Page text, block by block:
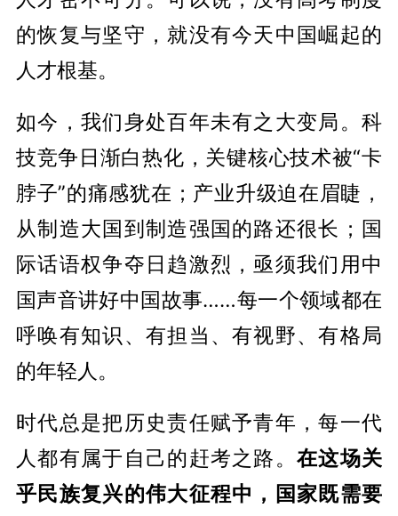
的恢复与坚守，就没有今天中国崛起的
人才根基。
如今，我们身处百年未有之大变局。科
技竞争日渐白热化，关键核心技术被“卡
脖子”的痛感犹在；产业升级迫在眉睫，
从制造大国到制造强国的路还很长；国
际话语权争夺日趋激烈，亟须我们用中
国声音讲好中国故事……每一个领域都在
呼唤有知识、有担当、有视野、有格局
的年轻人。
时代总是把历史责任赋予青年，每一代
人都有属于自己的赶考之路。在这场关
乎民族复兴的伟大征程中，国家既需要